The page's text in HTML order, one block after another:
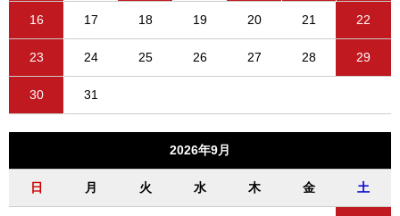
16 17 18 19 20 21 22
23 24 25 26 27 28 29
30 31
2026年9月
日 月 火 水 木 金 土